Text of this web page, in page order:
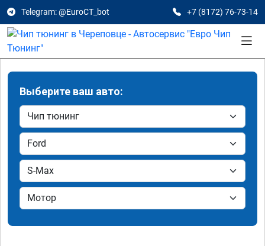
Telegram: @EuroCT_bot +7 (8172) 76-73-14
Выберите ваш авто: